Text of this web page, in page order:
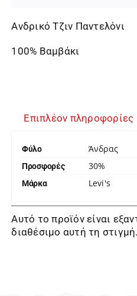
Ανδρικό Τζιν Παντελόνι
100% Βαμβάκι
Επιπλέον πληροφορίες
Φύλο Άνδρας
Προσφορές 30%
Μάρκα Levi's
Αυτό το προϊόν είναι
διαθέσιμο αυτή τη στιγμή.